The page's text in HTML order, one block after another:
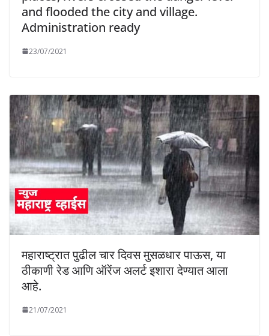
and flooded the city and village.
Administration ready
23/07/2021
महाराष्ट्रात पुढील चार दिवस मुसळधार पाऊस, या
ठीकाणी रेड आणि ऑरेंज अलर्ट इशारा देण्यात आला
आहे.
21/07/2021